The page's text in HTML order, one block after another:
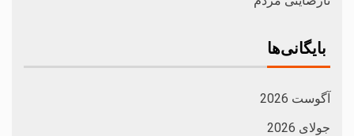
بایگانی‌ها
آگوست 2026
جولای 2026